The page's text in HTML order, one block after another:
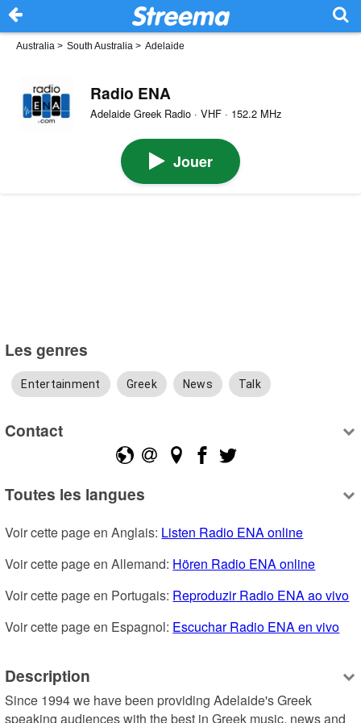
Australia > South Australia > Adelaide
Radio ENA
Adelaide Greek Radio · VHF · 152.2 MHz
Jouer
Les genres
Entertainment Greek News Talk
Contact
Toutes les langues
Voir cette page en Anglais: Listen Radio ENA online
Voir cette page en Allemand: Hören Radio ENA online
Voir cette page en Portugais: Reproduzir Radio ENA ao vivo
Voir cette page en Espagnol: Escuchar Radio ENA en vivo
Description
Since 1994 we have been providing Adelaide's Greek
speaking audiences with the best in Greek music, news and